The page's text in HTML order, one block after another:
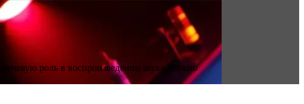
роль в воспроизведении звука. Важно